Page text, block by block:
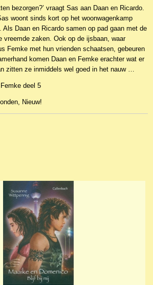
bezorgen?’ vraagt Sas aan Daan en Ricardo.
woont sinds kort op het woonwagenkamp
Als Daan en Ricardo samen op pad gaan met de
vreemde zaken. Ook op de ijsbaan, waar
Femke met hun vrienden schaatsen, gebeuren
komen Daan en Femke erachter wat er
zitten ze inmiddels wel goed in het nauw …
deel 5
Nieuw!